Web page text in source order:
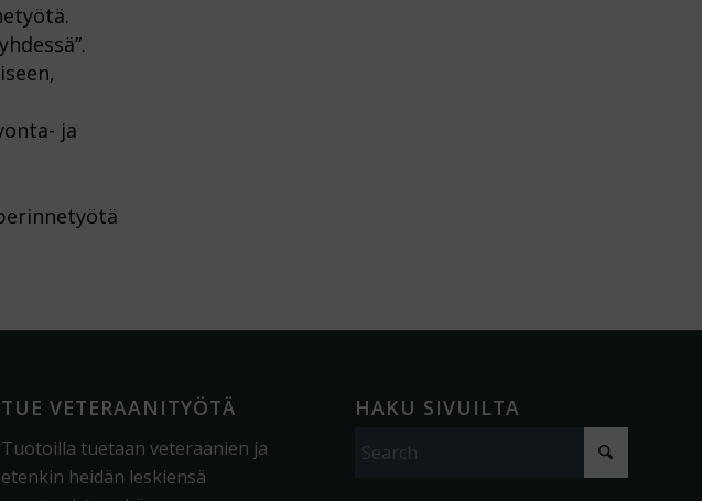
ja
TUE VETERAANITYÖTÄ
Tuotoilla tuetaan veteraanien ja
etenkin heidän leskiensä
HAKU SIVUILTA